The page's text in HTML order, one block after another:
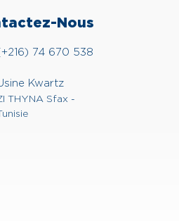
Nous
74 670 538
Kwartz
THYNA Sfax -